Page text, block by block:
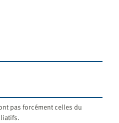
pas forcément celles du